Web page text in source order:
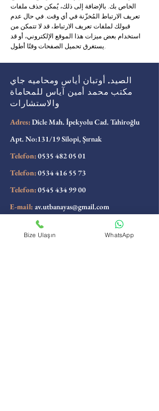
الخاص بك. بالإضافة إلى ذلك، يُمكن حذف ملفات
تعريف الارتباط المُخزّنة في أي وقت. في حال عدم
قبولك لملفات تعريف الارتباط، قد لا تتمكن من
استخدام بعض ميزات هذا الموقع الإلكتروني، أو قد
يستغرق تحميل الصفحات وقتًا أطول.
الصيد. أوتبان أياس ومحاميه جاي
مكتب محمد أمين آياس للمحاماة
والاستشارات
Adres:Dicle Mah. İpekyolu Cad. Tahiroğlu
Apt. No:131/19 Silopi, Şırnak
Telefon:0535 482 05 01
Telefon:0534 416 55 73
Telefon:0545 434 99 00
E-mail: av.utbanayas@gmail.com
av.mehmeteminayas@gmail.com
E-mail:av.mehmetayas@gmail.com
Bize Ulaşın WhatsApp